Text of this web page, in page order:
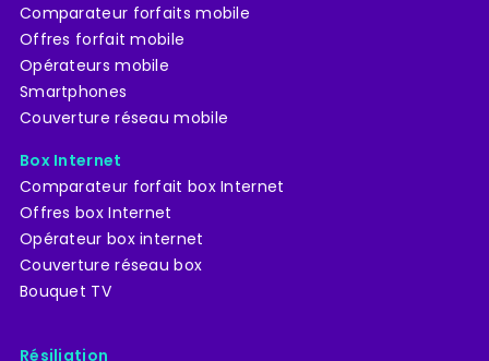
Comparateur forfaits mobile
Offres forfait mobile
Opérateurs mobile
Smartphones
Couverture réseau mobile
Box Internet
Comparateur forfait box Internet
Offres box Internet
Opérateur box internet
Couverture réseau box
Bouquet TV
Résiliation